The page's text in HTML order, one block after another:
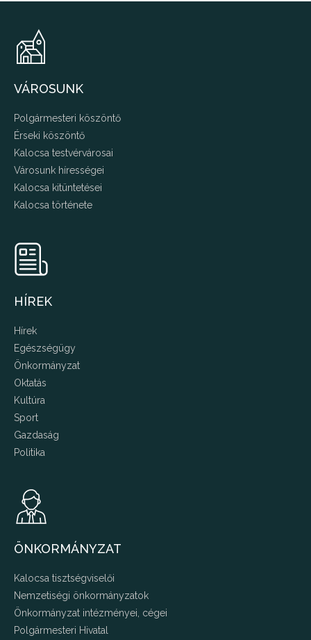
VÁROSUNK
Polgármesteri köszöntő
Érseki köszöntő
Kalocsa testvérvárosai
Városunk hírességei
Kalocsa kitüntetései
Kalocsa története
HÍREK
Hírek
Egészségügy
Önkormányzat
Oktatás
Kultúra
Sport
Gazdaság
Politika
ÖNKORMÁNYZAT
Kalocsa tisztségviselői
Nemzetiségi önkormányzatok
Önkormányzat intézményei, cégei
Polgármesteri Hivatal